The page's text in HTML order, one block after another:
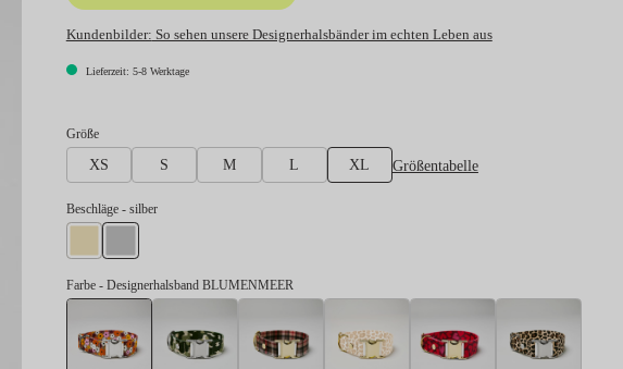
Kundenbilder: So sehen unsere Designerhalsbänder im echten Leben aus
Lieferzeit: 5-8 Werktage
Größeauswählen
XS S M L XL Größentabelle
Beschlägeauswählen
- silber
silber
Farbe - Designerhalsband BLUMENMEER